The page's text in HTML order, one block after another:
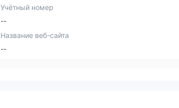
Учётный номер
--
Название веб-сайта
--